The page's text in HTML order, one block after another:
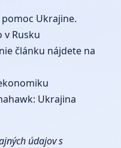
Ukrajine.
Rusku
článku nájdete na
Ukrajina
údajov s